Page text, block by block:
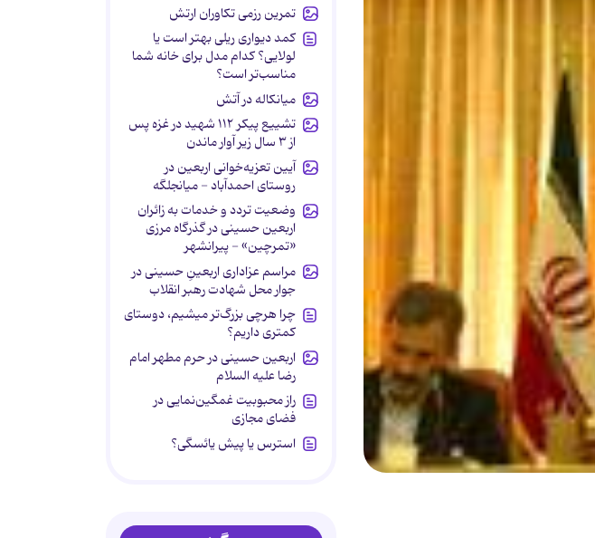
تمرین رزمی تکاوران ارتش
کمد دیواری ریلی بهتر است یا
لولایی؟ کدام مدل برای خانه شما
مناسب‌تر است؟
میانکاله در آتش
تشییع پیکر ۱۱۲ شهید در غزه پس
از ۳ سال زیر آوار ماندن
آیین تعزیه‌خوانی اربعین در
روستای احمدآباد - میانجلگه
وضعیت تردد و خدمات به زائران
اربعین حسینی در گذرگاه مرزی
«تمرچین» - پیرانشهر
مراسم عزاداری اربعینِ حسینی در
جوار محل شهادت رهبر انقلاب
چرا هرچی بزرگ‌تر میشیم، دوستای
کمتری داریم؟
اربعین حسینی در حرم مطهر امام
رضا علیه السلام
راز محبوبیت غمگین‌نمایی در
فضای مجازی
استرس یا پیش یائسگی؟